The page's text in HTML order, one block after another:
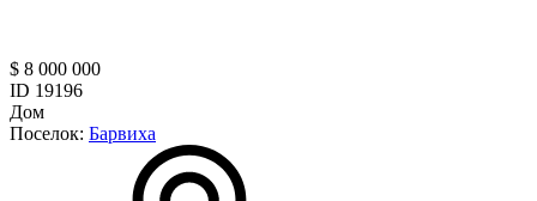
$ 8 000 000
ID 19196
Дом
Поселок: Барвиха